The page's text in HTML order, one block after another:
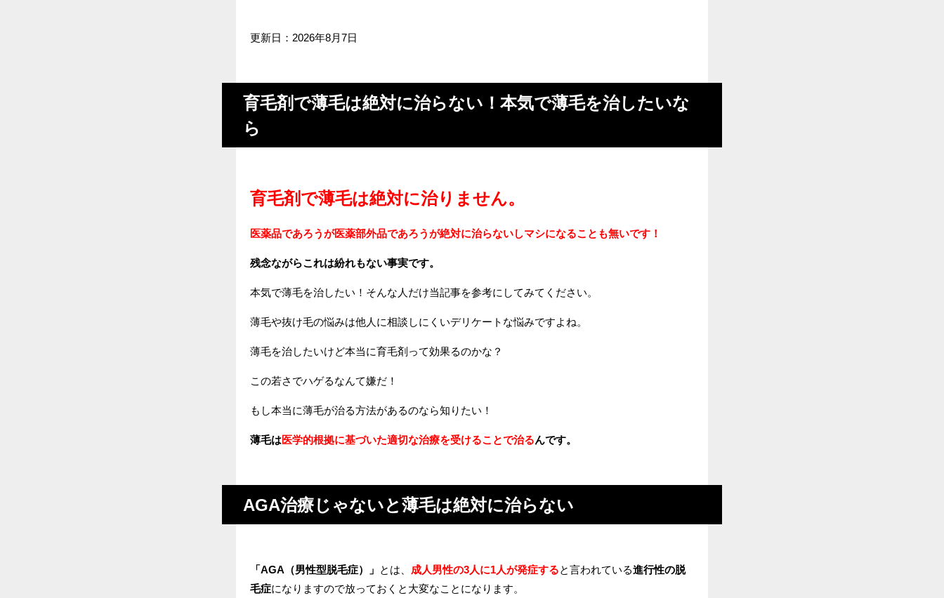
更新日：2026年8月7日
育毛剤で薄毛は絶対に治らない！本気で薄毛を治したいな
ら
育毛剤で薄毛は絶対に治りません。
医薬品であろうが医薬部外品であろうが絶対に治らないしマシになることも無いです！
残念ながらこれは紛れもない事実です。
本気で薄毛を治したい！そんな人だけ当記事を参考にしてみてください。
薄毛や抜け毛の悩みは他人に相談しにくいデリケートな悩みですよね。
薄毛を治したいけど本当に育毛剤って効果るのかな？
この若さでハゲるなんて嫌だ！
もし本当に薄毛が治る方法があるのなら知りたい！
薄毛は 医学的根拠に基づいた適切な治療を受けることで治る んです。
AGA治療じゃないと薄毛は絶対に治らない
「AGA（男性型脱毛症）」 とは、 成人男性の3人に1人が発症する と言われている進行性の脱
毛症になりますので放っておくと大変なことになります。